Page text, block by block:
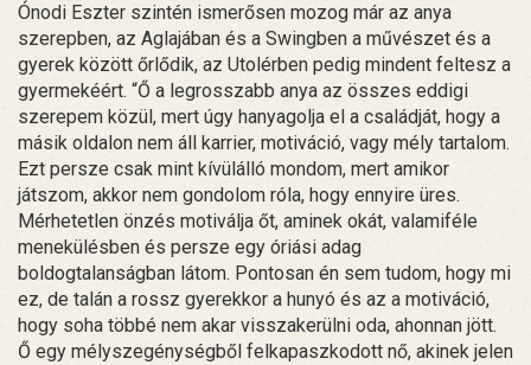
Ónodi Eszter szintén ismerősen mozog már az anya
szerepben, az Aglajában és a Swingben a művészet és a
gyerek között őrlődik, az Utolérben pedig mindent feltesz a
gyermekéért. “Ő a legrosszabb anya az összes eddigi
szerepem közül, mert úgy hanyagolja el a családját, hogy a
másik oldalon nem áll karrier, motiváció, vagy mély tartalom.
Ezt persze csak mint kívülálló mondom, mert amikor
játszom, akkor nem gondolom róla, hogy ennyire üres.
Mérhetetlen önzés motiválja őt, aminek okát, valamiféle
menekülésben és persze egy óriási adag
boldogtalanságban látom. Pontosan én sem tudom, hogy mi
ez, de talán a rossz gyerekkor a hunyó és az a motiváció,
hogy soha többé nem akar visszakerülni oda, ahonnan jött.
Ő egy mélyszegénységből felkapaszkodott nő, akinek jelen